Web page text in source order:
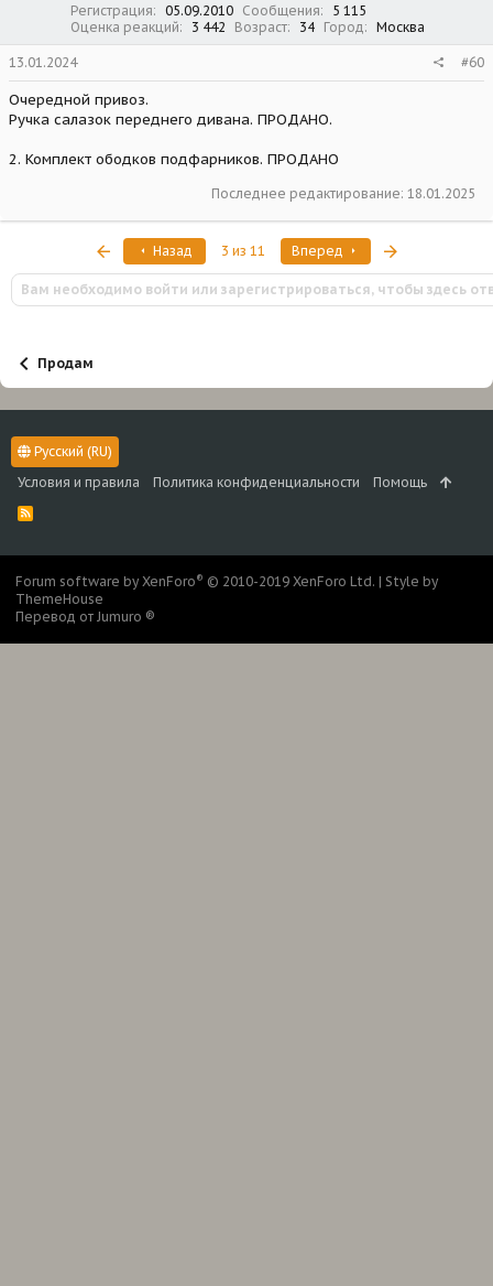
Регистрация 05.09.2010 Сообщения
5 115
Оценка реакций
3 442 Возраст 34 Город Москва
13.01.2024 #60
Очередной привоз.
Ручка салазок переднего дивана. ПРОДАНО.
2. Комплект ободков подфарников. ПРОДАНО
Последнее редактирование: 18.01.2025
ПервыйНазад 3 из 11 Вперед
Вам необходимо войти или зарегистрироваться, чтобы здесь
Продам
Русский (RU)
Условия и правила
Политика конфиденциальности Помощь
R
S
Forum software by XenForo® © 2010-2019 XenForo Ltd. | Style by
ThemeHouse
Перевод от Jumuro ®